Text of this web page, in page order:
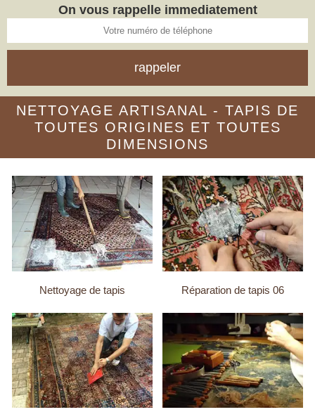
On vous rappelle immediatement
NETTOYAGE ARTISANAL - TAPIS DE
TOUTES ORIGINES ET TOUTES
DIMENSIONS
Nettoyage de tapis Réparation de tapis 06